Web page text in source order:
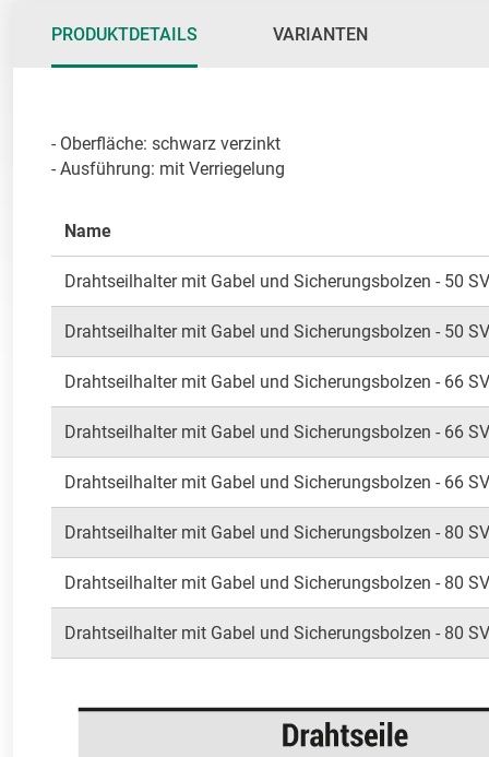
PRODUKTDETAILS
- Oberfläche: schwarz verzinkt
- Ausführung: mit Verriegelung
Name
Drahtseilhalter mit Gabel und Sicherungsbolzen - 50
Drahtseilhalter mit Gabel und Sicherungsbolzen - 50
Drahtseilhalter mit Gabel und Sicherungsbolzen - 66
Drahtseilhalter mit Gabel und Sicherungsbolzen - 66
Drahtseilhalter mit Gabel und Sicherungsbolzen - 66
Drahtseilhalter mit Gabel und Sicherungsbolzen - 80
Drahtseilhalter mit Gabel und Sicherungsbolzen - 80
Drahtseilhalter mit Gabel und Sicherungsbolzen - 80
VARIANTEN